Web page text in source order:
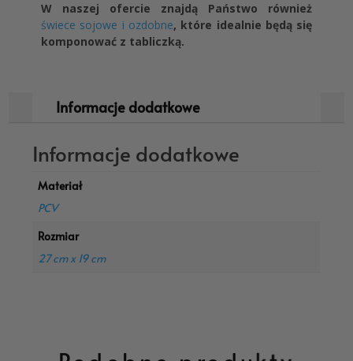
W naszej ofercie znajdą Państwo również
świece sojowe i ozdobne, które idealnie będą się
komponować z tabliczką.
Informacje dodatkowe
Informacje dodatkowe
Materiał
PCV
Rozmiar
27 cm x 19 cm